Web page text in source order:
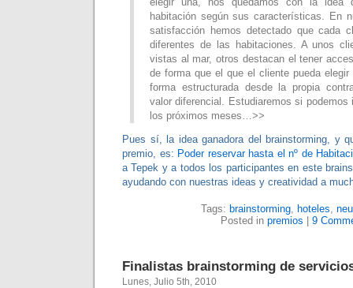
habitación según sus características. En
satisfacción hemos detectado que cada
diferentes de las habitaciones. A unos
vistas al mar, otros destacan el tener
de forma que el que el cliente pueda
forma estructurada desde la propia
valor diferencial. Estudiaremos si podemos
los próximos meses…>>
Pues sí, la idea ganadora del brainstorming, y
premio, es: Poder reservar hasta el nº de
a Tepek y a todos los participantes en este
ayudando con nuestras ideas y creatividad a
Tags: brainstorming, hoteles,
Posted in premios 9
Finalistas brainstorming de
Lunes, Julio 5th, 2010